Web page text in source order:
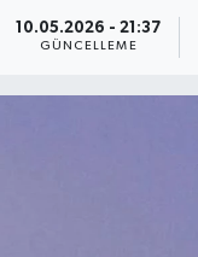
10.05.2026 - 21:37
GÜNCELLEME